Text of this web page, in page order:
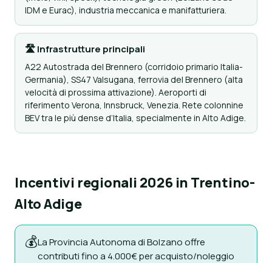
IDM e Eurac), industria meccanica e manifatturiera.
🛣 Infrastrutture principali
A22 Autostrada del Brennero (corridoio primario Italia-
Germania), SS47 Valsugana, ferrovia del Brennero (alta
velocità di prossima attivazione). Aeroporti di
riferimento Verona, Innsbruck, Venezia. Rete colonnine
BEV tra le più dense d’Italia, specialmente in Alto Adige.
Incentivi regionali 2026 in Trentino-
Alto Adige
💰La Provincia Autonoma di Bolzano offre
contributi fino a 4.000€ per acquisto/noleggio